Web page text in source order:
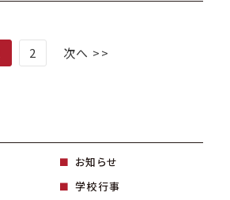
2 次へ >>
お知らせ
学校行事